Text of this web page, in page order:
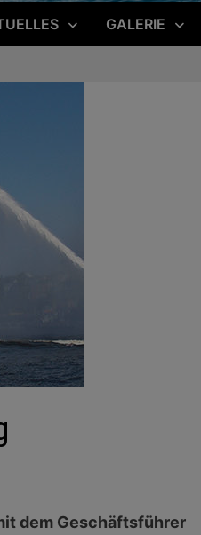
GALERIE
dem Geschäftsführer